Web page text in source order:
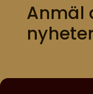
Anmäl